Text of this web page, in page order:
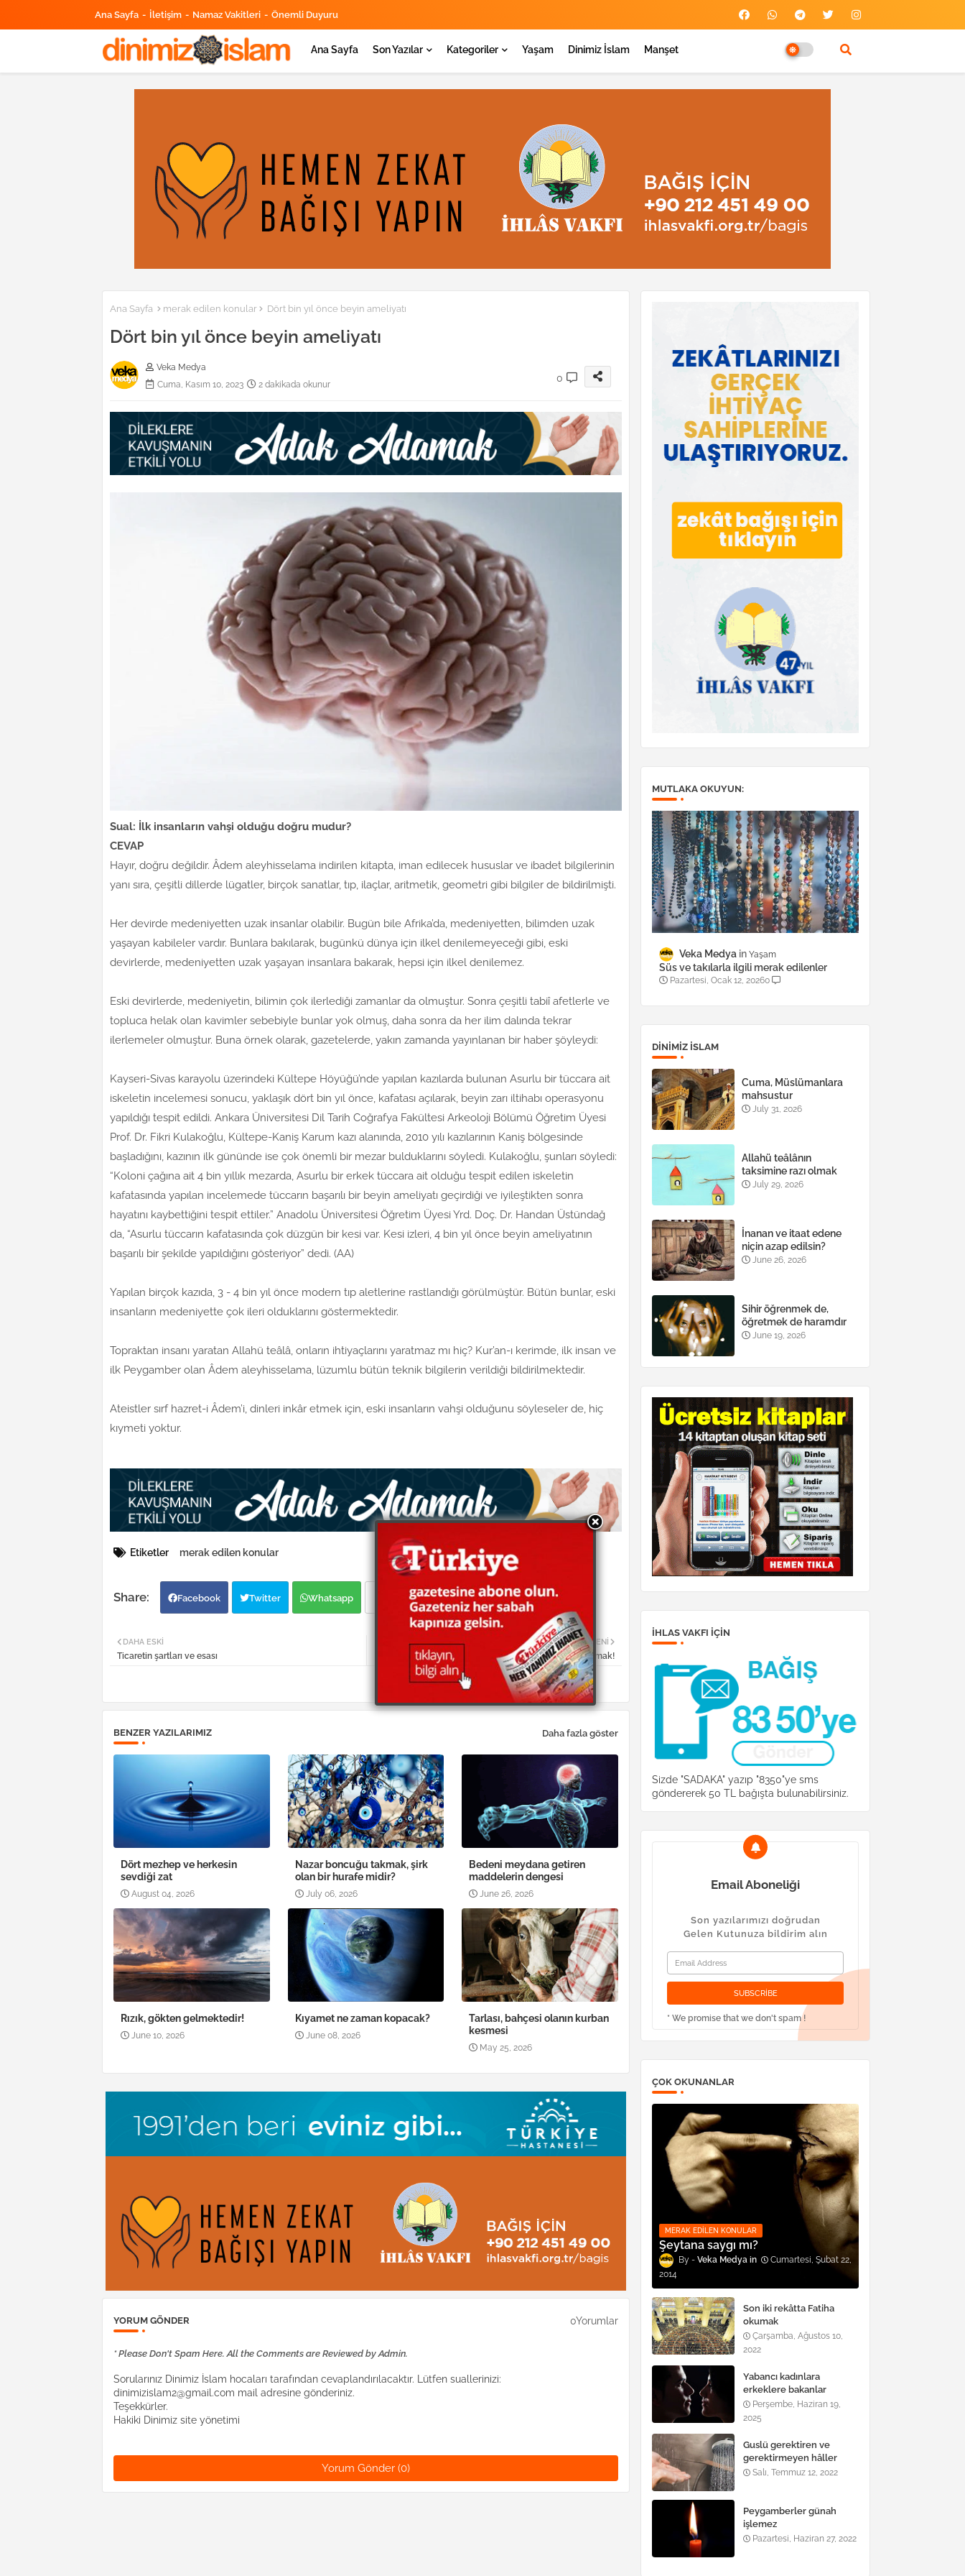
Ana Sayfa İletişim Namaz Vakitleri Önemli Duyuru
Ana Sayfa Son Yazılar Kategoriler Yaşam Dinimiz İslam Manşet
Ana Sayfa merak edilen konular Dört bin yıl önce beyin ameliyatı
Dört bin yıl önce beyin ameliyatı
Veka Medya
Cuma, Kasım 10, 2023
2 dakikada okunur
0
Sual: İlk insanların vahşi olduğu doğru mudur?
CEVAP
Hayır, doğru değildir. Âdem aleyhisselama indirilen kitapta, iman edilecek hususlar ve ibadet bilgilerinin
yanı sıra, çeşitli dillerde lügatler, birçok sanatlar, tıp, ilaçlar, aritmetik, geometri gibi bilgiler de bildirilmişti.
Her devirde medeniyetten uzak insanlar olabilir. Bugün bile Afrika’da, medeniyetten, bilimden uzak
yaşayan kabileler vardır. Bunlara bakılarak, bugünkü dünya için ilkel denilemeyeceği gibi, eski
devirlerde, medeniyetten uzak yaşayan insanlara bakarak, hepsi için ilkel denilemez.
Eski devirlerde, medeniyetin, bilimin çok ilerlediği zamanlar da olmuştur. Sonra çeşitli tabiî afetlerle ve
topluca helak olan kavimler sebebiyle bunlar yok olmuş, daha sonra da her ilim dalında tekrar
ilerlemeler olmuştur. Buna örnek olarak, gazetelerde, yakın zamanda yayınlanan bir haber şöyleydi:
Kayseri-Sivas karayolu üzerindeki Kültepe Höyüğü’nde yapılan kazılarda bulunan Asurlu bir tüccara ait
iskeletin incelemesi sonucu, yaklaşık dört bin yıl önce, kafatası açılarak, beyin zarı iltihabı operasyonu
yapıldığı tespit edildi. Ankara Üniversitesi Dil Tarih Coğrafya Fakültesi Arkeoloji Bölümü Öğretim Üyesi
Prof. Dr. Fikri Kulakoğlu, Kültepe-Kaniş Karum kazı alanında, 2010 yılı kazılarının Kaniş bölgesinde
başladığını, kazının ilk gününde ise çok önemli bir mezar bulduklarını söyledi. Kulakoğlu, şunları söyledi:
“Koloni çağına ait 4 bin yıllık mezarda, Asurlu bir erkek tüccara ait olduğu tespit edilen iskeletin
kafatasında yapılan incelemede tüccarın başarılı bir beyin ameliyatı geçirdiği ve iyileştikten sonra
hayatını kaybettiğini tespit ettiler.” Anadolu Üniversitesi Öğretim Üyesi Yrd. Doç. Dr. Handan Üstündağ
da, “Asurlu tüccarın kafatasında çok düzgün bir kesi var. Kesi izleri, 4 bin yıl önce beyin ameliyatının
başarılı bir şekilde yapıldığını gösteriyor” dedi. (AA)
Yapılan birçok kazıda, 3 - 4 bin yıl önce modern tıp aletlerine rastlandığı görülmüştür. Bütün bunlar, eski
insanların medeniyette çok ileri olduklarını göstermektedir.
Topraktan insanı yaratan Allahü teâlâ, onların ihtiyaçlarını yaratmaz mı hiç? Kur’an-ı kerimde, ilk insan ve
ilk Peygamber olan Âdem aleyhisselama, lüzumlu bütün teknik bilgilerin verildiği bildirilmektedir.
Ateistler sırf hazret-i Âdem’i, dinleri inkâr etmek için, eski insanların vahşi olduğunu söyleseler de, hiç
kıymeti yoktur.
Etiketler merak edilen konular
Facebook Twitter Whatsapp
DAHA YENI
Fakirlikten korkmak!
DAHA ESKI
Ticaretin şartları ve esası
BENZER YAZILARIMIZ Daha fazla göster
Dört mezhep ve herkesin
sevdiği zat
August 04, 2026
Nazar boncuğu takmak, şirk
olan bir hurafe midir?
July 06, 2026
Bedeni meydana getiren
maddelerin dengesi
June 26, 2026
Rızık, gökten gelmektedir!
June 10, 2026
Kıyamet ne zaman kopacak?
June 08, 2026
Tarlası, bahçesi olanın kurban
kesmesi
May 25, 2026
YORUM GÖNDER 0Yorumlar
* Please Don't Spam Here. All the Comments are Reviewed by Admin.
Sorularınız Dinimiz İslam hocaları tarafından cevaplandırılacaktır. Lütfen suallerinizi:
dinimizislam2@gmail.com mail adresine gönderiniz.
Teşekkürler.
Hakiki Dinimiz site yönetimi
Yorum Gönder (0)
MUTLAKA OKUYUN:
Veka Medya Yaşam
Süs ve takılarla ilgili merak edilenler
Pazartesi, Ocak 12, 20260
DINIMIZ ISLAM
Cuma, Müslümanlara
mahsustur
July 31, 2026
Allahü teâlânın
taksimine razı olmak
July 29, 2026
İnanan ve itaat edene
niçin azap edilsin?
June 26, 2026
Sihir öğrenmek de,
öğretmek de haramdır
June 19, 2026
İHLAS VAKFI IÇIN
Sizde "SADAKA" yazıp "8350"ye sms
göndererek 50 TL bağışta bulunabilirsiniz.
Email Aboneliği
Son yazılarımızı doğrudan
Gelen Kutunuza bildirim alın
* We promise that we don't spam !
ÇOK OKUNANLAR
MERAK EDILEN KONULAR
Şeytana saygı mı?
Veka Medya
Cumartesi, Şubat 22,
2014
Son iki rekâtta Fatiha
okumak
Çarşamba, Ağustos 10,
2022
Yabancı kadınlara
erkeklere bakanlar
Perşembe, Haziran 19,
2025
Guslü gerektiren ve
gerektirmeyen hâller
nelerdir?
Salı, Temmuz 12, 2022
Peygamberler günah
işlemez
Pazartesi, Haziran 27, 2022